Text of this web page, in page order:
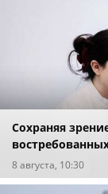
Сохраняя
8 августа, 10:30